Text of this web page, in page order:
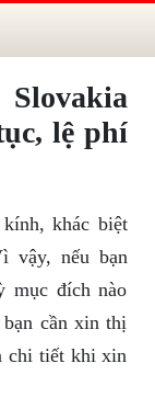
lệ phí
khác biệt
vậy, nếu bạn
mục đích nào
cần xin thị
chi tiết khi xin